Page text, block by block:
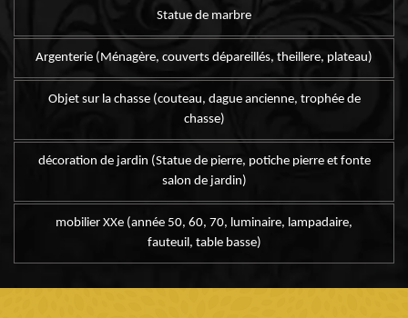
Statue de marbre
Argenterie (Ménagère, couverts dépareillés, theillere, plateau)
Objet sur la chasse (couteau, dague ancienne, trophée de
chasse)
décoration de jardin (Statue de pierre, potiche pierre et fonte
salon de jardin)
mobilier XXe (année 50, 60, 70, luminaire, lampadaire,
fauteuil, table basse)